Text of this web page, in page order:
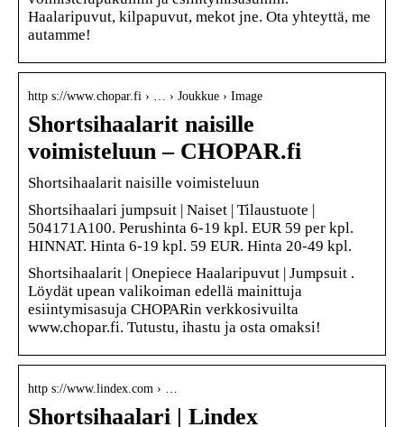
Haalaripuvut, kilpapuvut, mekot jne. Ota yhteyttä, me
autamme!
http s://www.chopar.fi › … › Joukkue › Image
Shortsihaalarit naisille
voimisteluun – CHOPAR.fi
Shortsihaalarit naisille voimisteluun
Shortsihaalari jumpsuit | Naiset | Tilaustuote |
504171A100. Perushinta 6-19 kpl. EUR 59 per kpl.
HINNAT. Hinta 6-19 kpl. 59 EUR. Hinta 20-49 kpl.
Shortsihaalarit | Onepiece Haalaripuvut | Jumpsuit .
Löydät upean valikoiman edellä mainittuja
esiintymisasuja CHOPARin verkkosivuilta
www.chopar.fi. Tutustu, ihastu ja osta omaksi!
http s://www.lindex.com › …
Shortsihaalari | Lindex